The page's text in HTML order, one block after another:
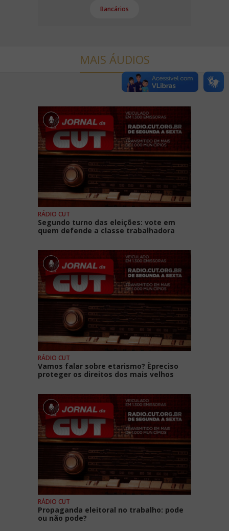
Bancários
MAIS ÁUDIOS
RÁDIO CUT
Segundo turno das eleições: vote em
quem defende a classe trabalhadora
RÁDIO CUT
Vamos falar sobre etarismo? Èpreciso
proteger os direitos dos mais velhos
RÁDIO CUT
Propaganda eleitoral no trabalho: pode
ou não pode?